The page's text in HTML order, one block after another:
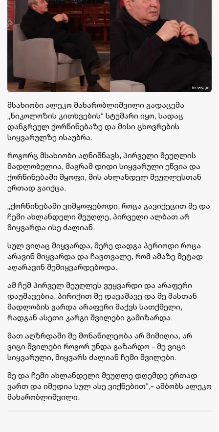
მსახიობი ალეკო მახარობლიშვილი გადაცემა
„ნიკოლოზის კითხვების“ სტუმარი იყო, სადაც
დანგრეულ ქორწინებაზე და მისი ცხოვრების
სიყვარულზე ისაუბრა.
როგორც მსახიობი აღნიშნავს, პირველი მეუღლის
მადლობელია, მაგრამ დიდი სიყვარული ეწვია და
ქორწინებაში მყოფი, მის ახლანდელ მეუღლესთან
ერთად გაიქცა.
„ქორწინებაში ვიმყოფებოდი, როცა გავიქეცით მე და
ჩემი ახლანდელი მეუღლე, პირველი ალბათ არ
მიყვარდა ისე ძალიან.
სულ ვიღაც მიყვარდა, მერე დადგა პერიოდი როცა
არავინ მიყვარდა და ჩავთვალე, რომ ამაზე მეტად
აღარავინ შემიყვარდებოდა.
ამ ჩემ პირველ მეუღლეს ვუყვარდი და არაფერი
დაუშავებია, პირიქით მე დავაშავე და მე მასთან
მადლობის გარდა არაფერი მაქვს სათქმელი,
რადგან ასეთი კარგი შვილები გამიზარდა.
მათ აღზრდაში მე მონაწილეობა არ მიმიღია, არ
ვიცი შვილები როგორ უნდა გაზარდო - მე ვიცი
სიყვარული, მიყვარს ძალიან ჩემი შვილები.
მე და ჩემი ახლანდელი მეუღლე დღემდე ერთად
ვართ და იმედია სულ ასე ვიქნებით“,- ამბობს ალეკო
მახარობლიშვილი.